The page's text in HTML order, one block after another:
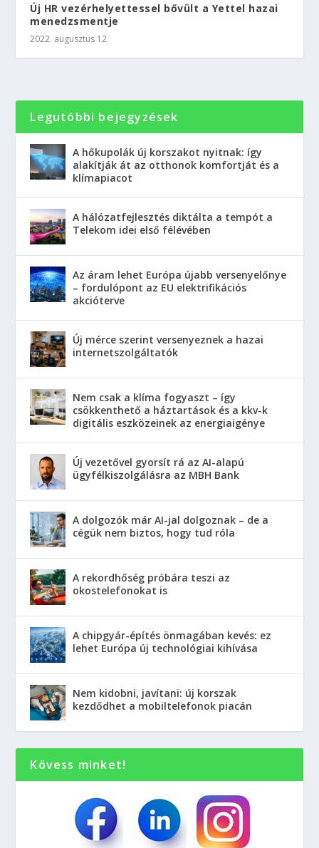
Új HR vezérhelyettessel bővült a Yettel hazai
menedzsmentje
2022. augusztus 12.
Legutóbbi bejegyzések
A hőkupolák új korszakot nyitnak: így
alakítják át az otthonok komfortját és a
klímapiacot
A hálózatfejlesztés diktálta a tempót a
Telekom idei első félévében
Az áram lehet Európa újabb versenyelőnye
– fordulópont az EU elektrifikációs
akcióterve
Új mérce szerint versenyeznek a hazai
internetszolgáltatók
Nem csak a klíma fogyaszt – így
csökkenthető a háztartások és a kkv-k
digitális eszközeinek az energiaigénye
Új vezetővel gyorsít rá az AI-alapú
ügyfélkiszolgálásra az MBH Bank
A dolgozók már AI-jal dolgoznak – de a
cégük nem biztos, hogy tud róla
A rekordhőség próbára teszi az
okostelefonokat is
A chipgyár-építés önmagában kevés: ez
lehet Európa új technológiai kihívása
Nem kidobni, javítani: új korszak
kezdődhet a mobiltelefonok piacán
Kövess minket!